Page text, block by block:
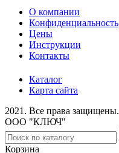
О компании
Конфиденциальность
Цены
Инструкции
Контакты
Каталог
Карта сайта
2021. Все права защищены.
ООО "КЛЮЧ"
Корзина